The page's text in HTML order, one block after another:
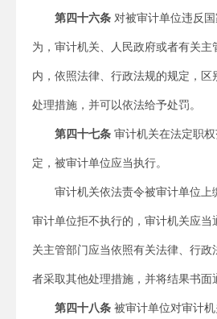
第四十六条 对被审计单位违反
为，审计机关、人民政府或者有关主
内，依照法律、行政法规的规定，区
处理措施，并可以依法给予处罚。
第四十七条 审计机关在法定职
定，被审计单位应当执行。
审计机关依法责令被审计单位上
审计单位拒不执行的，审计机关应当
关主管部门应当依照有关法律、行政
者采取其他处理措施，并将结果书面
第四十八条 被审计单位对审计